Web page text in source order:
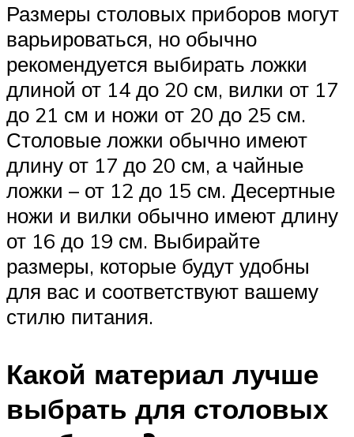
Размеры столовых приборов могут
варьироваться, но обычно
рекомендуется выбирать ложки
длиной от 14 до 20 см, вилки от 17
до 21 см и ножи от 20 до 25 см.
Столовые ложки обычно имеют
длину от 17 до 20 см, а чайные
ложки – от 12 до 15 см. Десертные
ножи и вилки обычно имеют длину
от 16 до 19 см. Выбирайте
размеры, которые будут удобны
для вас и соответствуют вашему
стилю питания.
Какой материал лучше
выбрать для столовых